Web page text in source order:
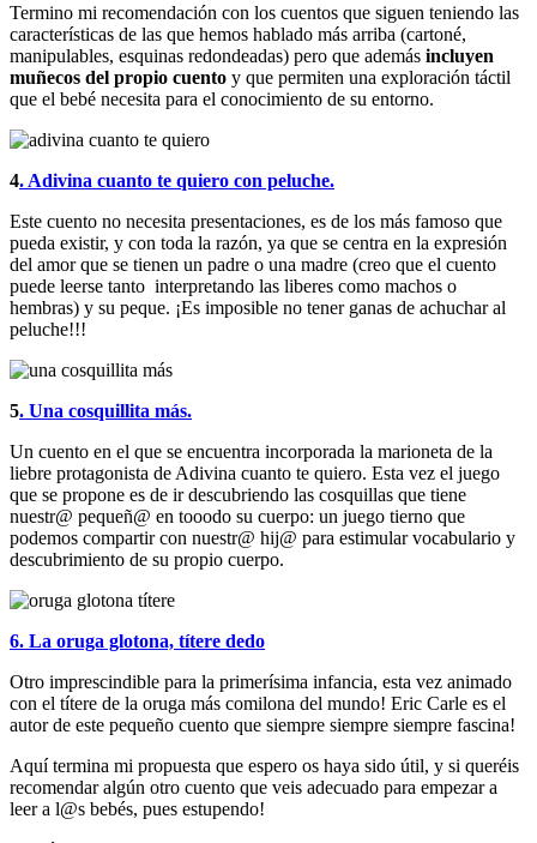
Termino mi recomendación con los cuentos que siguen teniendo las
características de las que hemos hablado más arriba (cartoné,
manipulables, esquinas redondeadas) pero que además incluyen
muñecos del propio cuento y que permiten una exploración táctil
que el bebé necesita para el conocimiento de su entorno.
4. Adivina cuanto te quiero con peluche.
Este cuento no necesita presentaciones, es de los más famoso que
pueda existir, y con toda la razón, ya que se centra en la expresión
del amor que se tienen un padre o una madre (creo que el cuento
puede leerse tanto interpretando las liberes como machos o
hembras) y su peque. ¡Es imposible no tener ganas de achuchar al
peluche!!!
5. Una cosquillita más.
Un cuento en el que se encuentra incorporada la marioneta de la
liebre protagonista de Adivina cuanto te quiero. Esta vez el juego
que se propone es de ir descubriendo las cosquillas que tiene
nuestr@ pequeñ@ en tooodo su cuerpo: un juego tierno que
podemos compartir con nuestr@ hij@ para estimular vocabulario y
descubrimiento de su propio cuerpo.
6. La oruga glotona, títere dedo
Otro imprescindible para la primerísima infancia, esta vez animado
con el títere de la oruga más comilona del mundo! Eric Carle es el
autor de este pequeño cuento que siempre siempre siempre fascina!
Aquí termina mi propuesta que espero os haya sido útil, y si queréis
recomendar algún otro cuento que veis adecuado para empezar a
leer a l@s bebés, pues estupendo!